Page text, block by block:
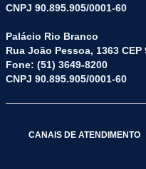
CNPJ 90.895.905/0001-60
Palácio Rio Branco
Rua João Pessoa, 1363 CEP
Fone: (51) 3649-8200
CNPJ 90.895.905/0001-60
CANAIS DE ATENDIMENTO